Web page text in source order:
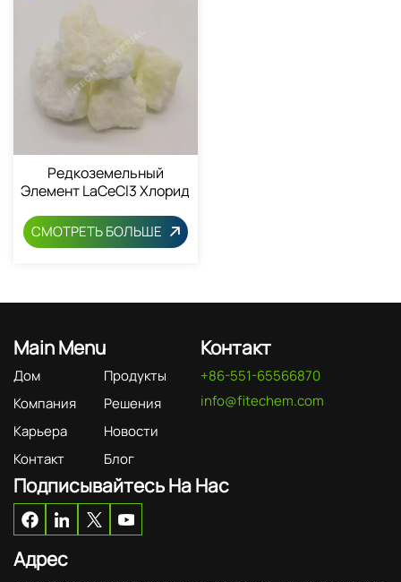
Редкоземельный
Элемент LaCeCl3 Хлорид
СМОТРЕТЬ БОЛЬШЕ
Main Menu
Дом
Продукты
Компания
Решения
Карьера
Новости
Контакт
Блог
Контакт
+86-551-65566870
info@fitechem.com
Подписывайтесь На Нас
Адрес